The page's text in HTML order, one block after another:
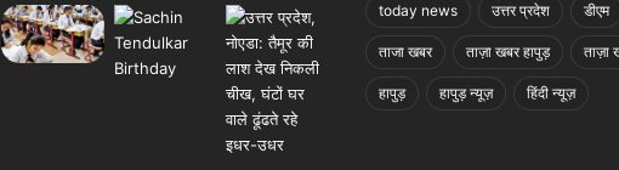
today news उत्तर प्रदेश डीएम
ताजा खबर ताज़ा खबर हापुड़ ताज़ा
हापुड़ हापुड़ न्यूज़ हिंदी न्यूज़